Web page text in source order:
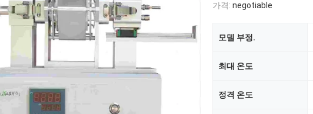
가격: negotiable
모델 부정.
최대 온도
정격 온도